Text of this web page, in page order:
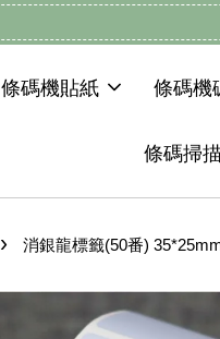
條碼機貼紙 條碼機
條碼掃
› 消銀龍標籤(50番)